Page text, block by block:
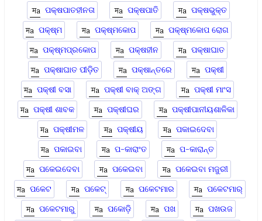
ପକ୍ଷପାତହୀନତା
ପକ୍ଷପାତି
ପକ୍ଷଭୁକ୍ତ
ପକ୍ଷ୍ମ
ପକ୍ଷ୍ମକୋପ
ପକ୍ଷ୍ମକୋପ ରୋଗ
ପକ୍ଷ୍ମପ୍ରକୋପ
ପକ୍ଷହୀନ
ପକ୍ଷାଘାତ
ପକ୍ଷାଘାତ ପୀଡ଼ିତ
ପକ୍ଷାନ୍ତରେ
ପକ୍ଷୀ
ପକ୍ଷୀ ବସା
ପକ୍ଷୀ ବାକ୍ ଅଙ୍ଗ
ପକ୍ଷୀ ମାଂସ
ପକ୍ଷୀ ଶାବକ
ପକ୍ଷୀଘର
ପକ୍ଷୀପାନୀୟଶାଳିକା
ପକ୍ଷୀମଳ
ପକ୍ଷୀୟ
ପକାଇଦେବା
ପକାଇବା
ପ-କାରାଂତ
ପ-କାରାନ୍ତ
ପକେଇଦେବା
ପକେଇବା
ପକେଇବା ମଜୁରୀ
ପକେଟ
ପକେଟ୍ ପକେଟମାର
ପକେଟମାର୍
ପକେଟମାରୁ
ପକୋଡ଼ି ପଖ
ପଖଉଜ